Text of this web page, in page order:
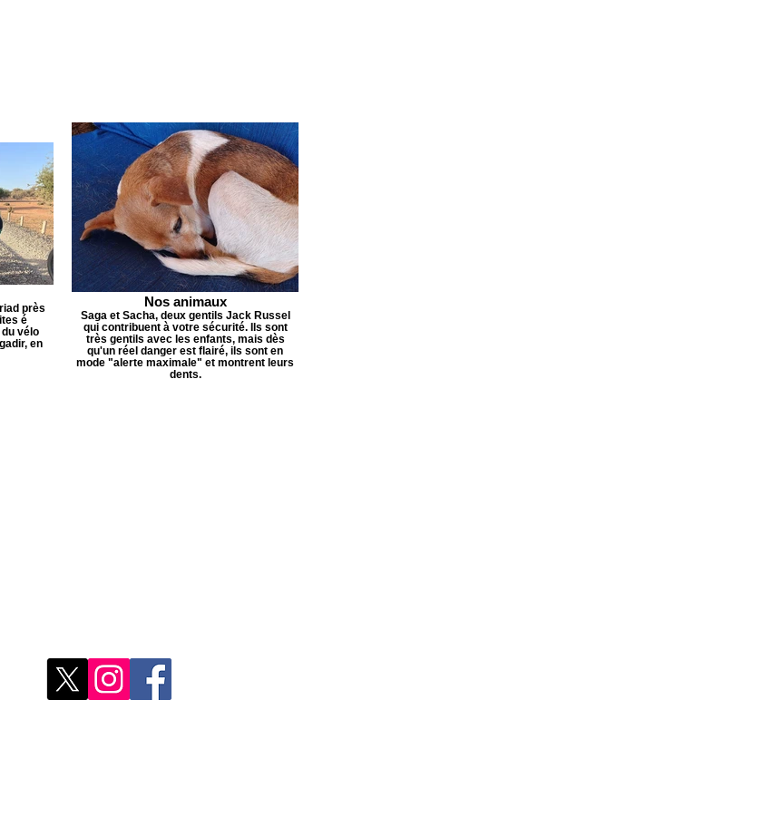
près
é
vélo
en
Nos animaux
Saga et Sacha, deux gentils Jack Russel
qui contribuent à votre sécurité. Ils sont
très gentils avec les enfants, mais dès
qu'un réel danger est flairé, ils sont en
mode "alerte maximale" et montrent leurs
dents.